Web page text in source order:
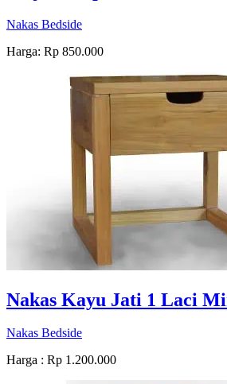
Nakas Bedside
Harga: Rp 850.000
Nakas Kayu Jati 1 Laci
Nakas Bedside
Harga : Rp 1.200.000